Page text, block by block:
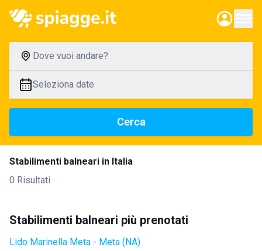
Dove vuoi andare?
Seleziona date
Cerca
Stabilimenti balneari in Italia
0 Risultati
Stabilimenti balneari più prenotati
Lido Marinella Meta - Meta (NA)